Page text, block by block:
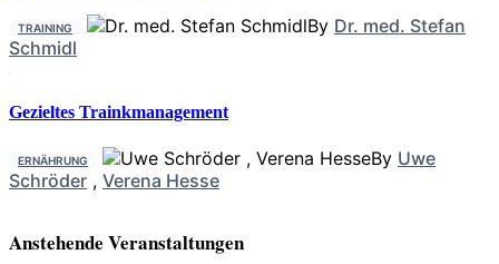
TRAINING By Dr. med. Stefan
Schmidl
Gezieltes Trainkmanagement
ERNÄHRUNG By Uwe
Schröder , Verena Hesse
Anstehende Veranstaltungen